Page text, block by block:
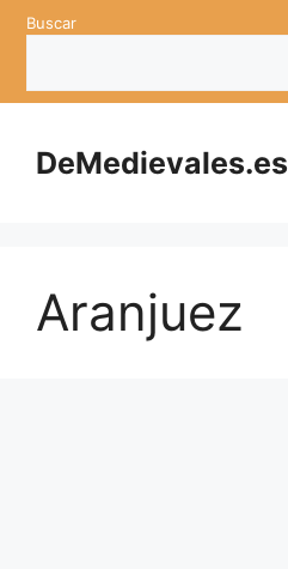
SaltarBuscar
DeMedievales.es
Aranjuez